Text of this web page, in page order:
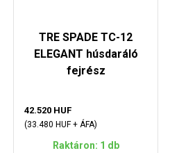
TRE SPADE TC-12
ELEGANT húsdaráló
fejrész
42.520 HUF
(33.480 HUF + ÁFA)
Raktáron: 1 db